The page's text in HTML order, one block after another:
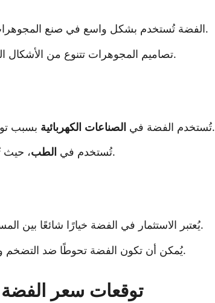
الفضة تُستخدم بشكل واسع في صنع المجوهرات التقليدية والحديثة.
تصاميم المجوهرات تتنوع من الأشكال البسيطة إلى المعقدة.
تُستخدم الفضة في الصناعات الكهربائية
بسبب توصيلها الجيد للكهرباء.
تُستخدم في الطب ، حيث تُعتبر مضادًا للبكتيريا.
يُعتبر الاستثمار في الفضة خيارًا شائعًا بين المستثمرين في البحرين.
يُمكن أن تكون الفضة تحوطًا ضد التضخم والحفاظ على القيمة.
توقعات سعر